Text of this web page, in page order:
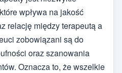
wpływa na jakość
relację między terapeutą a
zobowiązani są do
oraz szanowania
Oznacza to, że wszelkie